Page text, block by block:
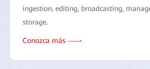
ingestion, editing, broadcasting,
storage.
Conozca más